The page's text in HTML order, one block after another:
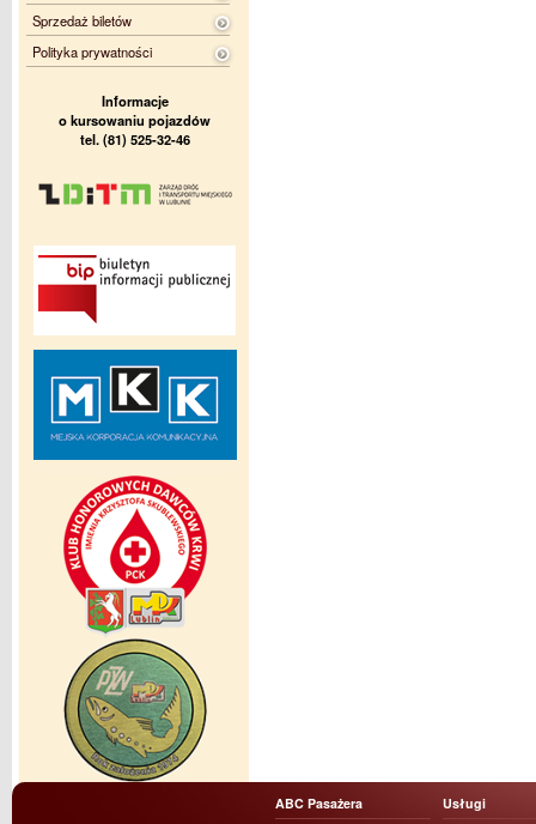
Sprzedaż biletów
Polityka prywatności
Informacje
o kursowaniu pojazdów
tel. (81) 525-32-46
ABC Pasażera Usługi